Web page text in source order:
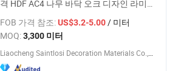
격 HDF AC4 나무 바닥 오크 디자인 라미
네이트 바닥재
FOB 가격 참조:US$3.2-5.00/ 미터
MOQ:3,300 미터